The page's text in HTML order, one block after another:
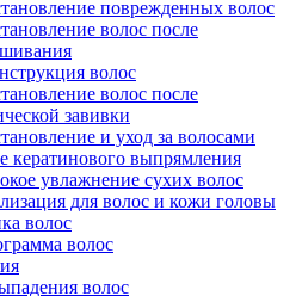
поврежденных волос
волос после
волос
волос после
завивки
и уход за волосами
кератинового выпрямления
увлажнение сухих волос
для волос и кожи головы
волос
волос
волос